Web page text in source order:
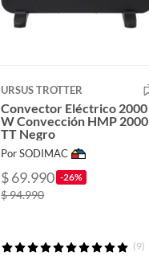
URSUS TROTTER
Convector Eléctrico 2000
W Convección HMP 2000
TT Negro
Por SODIMAC
$ 69.990 -26%
$ 94.990
(9)